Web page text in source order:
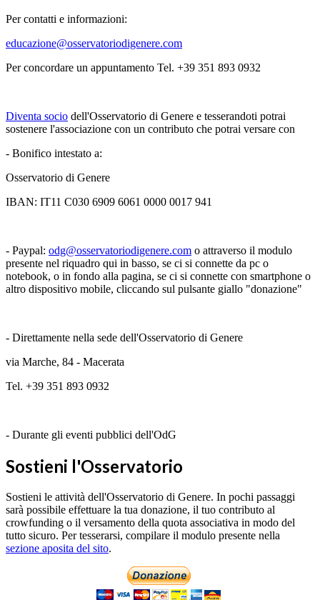
Per contatti e informazioni:
educazione@osservatoriodigenere.com
Per concordare un appuntamento Tel. +39 351 893 0932
Diventa socio dell'Osservatorio di Genere e tesserandoti potrai
sostenere l'associazione con un contributo che potrai versare con
- Bonifico intestato a:
Osservatorio di Genere
IBAN: IT11 C030 6909 6061 0000 0017 941
- Paypal: odg@osservatoriodigenere.com o attraverso il modulo
presente nel riquadro qui in basso, se ci si connette da pc o
notebook, o in fondo alla pagina, se ci si connette con smartphone o
altro dispositivo mobile, cliccando sul pulsante giallo "donazione"
- Direttamente nella sede dell'Osservatorio di Genere
via Marche, 84 - Macerata
Tel. +39 351 893 0932
- Durante gli eventi pubblici dell'OdG
Sostieni l'Osservatorio
Sostieni le attività dell'Osservatorio di Genere. In pochi passaggi
sarà possibile effettuare la tua donazione, il tuo contributo al
crowfunding o il versamento della quota associativa in modo del
tutto sicuro. Per tesserarsi, compilare il modulo presente nella
sezione aposita del sito.